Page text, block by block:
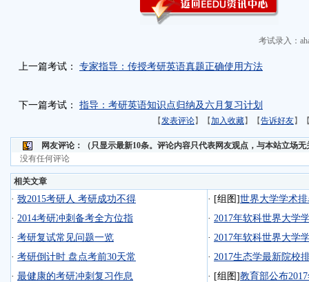
考试录入：
上一篇考试： 专家指导：传授考研英语真题正确使用方法
下一篇考试： 指导：考研英语知识点归纳及六月复习计划
【发表评论】【加入收藏】【告诉好友】
网友评论：
（只显示最新10条。评论内容只代表网友观点，与本站立场无
没有任何评论
相关文章
· 致2015考研人 考研成功不得
· 2014考研冲刺备考全方位指
· 考研复试常见问题一览
· 考研倒计时 盘点考前30天常
· 最健康的考研冲刺复习作息
· [组图]世界大学学术
· 2017年软科世界大学
· 2017年软科世界大学
· 2017生态学最新院校
· [组图]教育部公布